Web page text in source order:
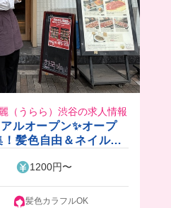
（うらら）渋谷の求人情報
ルオープン✨オープ
髪色自由＆ネイルOK
1200円〜
髪色カラフルOK